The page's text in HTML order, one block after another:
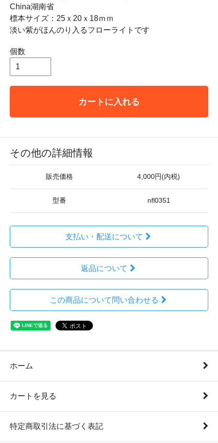
China湖南省
標本サイズ：25ｘ20ｘ18ｍｍ
淡い紫がほんのり入るフローライトです
個数
カートに入れる
その他の詳細情報
販売価格 4,000円(内税)
型番 nfl0351
支払い・配送について
返品について
この商品について問い合わせる
ホーム
カートを見る
特定商取引法に基づく表記